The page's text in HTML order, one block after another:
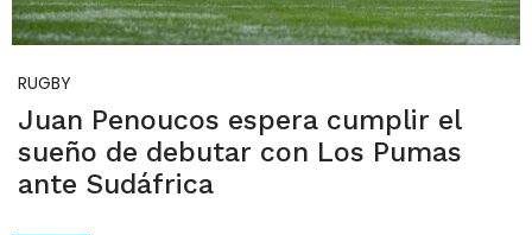
RUGBY
Juan Penoucos espera cumplir el
sueño de debutar con Los Pumas
ante Sudáfrica